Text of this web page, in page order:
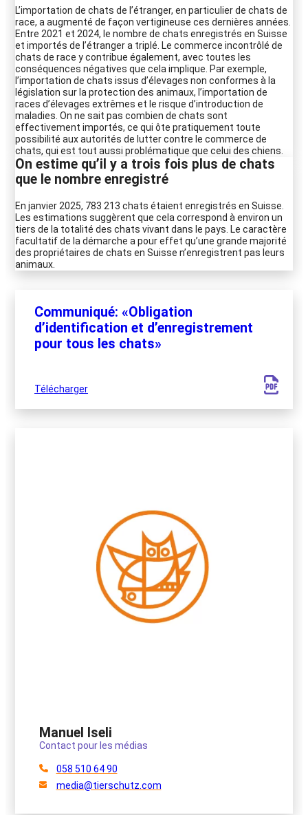
L’importation de chats de l’étranger, en particulier de chats de
race, a augmenté de façon vertigineuse ces dernières années.
Entre 2021 et 2024, le nombre de chats enregistrés en Suisse
et importés de l’étranger a triplé. Le commerce incontrôlé de
chats de race y contribue également, avec toutes les
conséquences négatives que cela implique. Par exemple,
l’importation de chats issus d’élevages non conformes à la
législation sur la protection des animaux, l’importation de
races d’élevages extrêmes et le risque d’introduction de
maladies. On ne sait pas combien de chats sont
effectivement importés, ce qui ôte pratiquement toute
possibilité aux autorités de lutter contre le commerce de
chats, qui est tout aussi problématique que celui des chiens.
On estime qu’il y a trois fois plus de chats
que le nombre enregistré
En janvier 2025, 783 213 chats étaient enregistrés en Suisse.
Les estimations suggèrent que cela correspond à environ un
tiers de la totalité des chats vivant dans le pays. Le caractère
facultatif de la démarche a pour effet qu’une grande majorité
des propriétaires de chats en Suisse n’enregistrent pas leurs
animaux.
Communiqué: «Obligation
d’identification et d’enregistrement
pour tous les chats»
Télécharger
Manuel Iseli
Contact pour les médias
058 510 64 90
media@tierschutz.com